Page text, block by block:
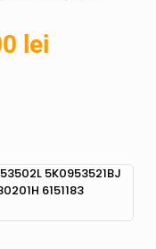
lei
5K0953521BJ
6151183